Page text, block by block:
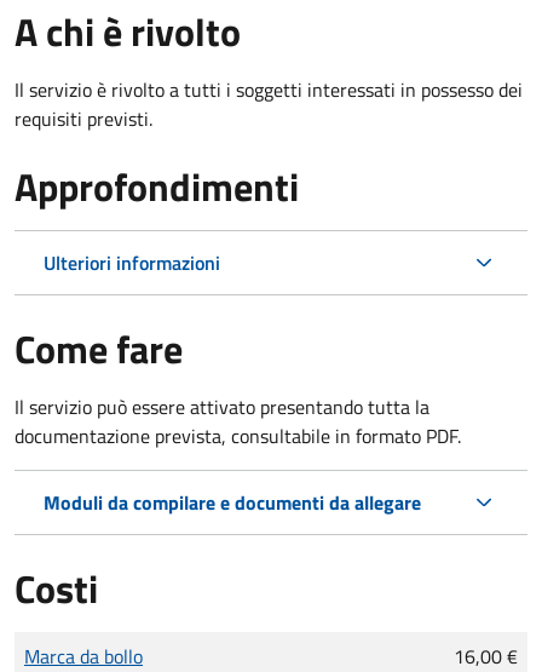
A chi è rivolto
Il servizio è rivolto a tutti i soggetti interessati in possesso dei
requisiti previsti.
Approfondimenti
Ulteriori informazioni
Come fare
Il servizio può essere attivato presentando tutta la
documentazione prevista, consultabile in formato PDF.
Moduli da compilare e documenti da allegare
Costi
Tipo di pagamento
Importo
Marca da bollo 16,00 €